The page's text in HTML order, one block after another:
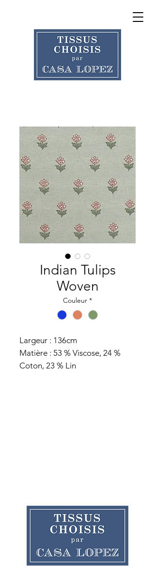
Indian Tulips
Woven
Couleur *
Largeur : 136cm
Matière : 53 % Viscose, 24 %
Coton, 23 % Lin